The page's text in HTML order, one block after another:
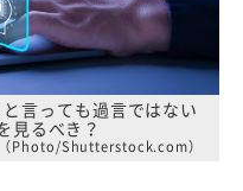
言っても過言ではない
見るべき？
（Photo/Shutterstock.com）